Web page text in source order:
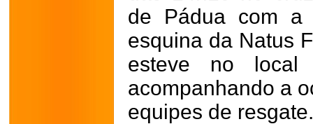
de Pádua com a
esquina da Natus
esteve no
acompanhando a
equipes de resgate.